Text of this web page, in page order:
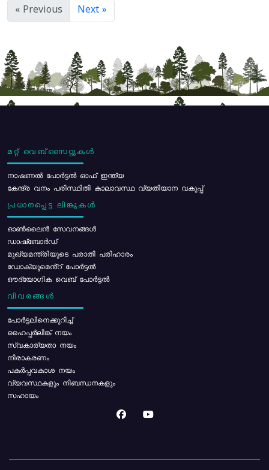
« Previous Next »
മറ്റ് വെബ്സൈറ്റുകൾ
നാഷണൽ പോർട്ടൽ ഓഫ് ഇന്ത്യ
കേന്ദ്ര വനം പരിസ്ഥിതി കാലാവസ്ഥ വ്യതിയാന വകുപ്പ്
പ്രധാനപ്പെട്ട ലിങ്കുകൾ
ഓൺലൈൻ സേവനങ്ങൾ
ഡാഷ്ബോർഡ്
മുഖ്യമന്ത്രിയുടെ പരാതി പരിഹാരം
ഡോക്യുമെൻ്റ് പോർട്ടൽ
ഔദ്യോഗിക വെബ് പോർട്ടൽ
വിവരങ്ങൾ
പോര്‍ട്ടലിനെക്കുറിച്ച്
ഹൈപ്പർലിങ്ക് നയം
സ്വകാര്യതാ നയം
നിരാകരണം
പകർപ്പവകാശ നയം
വ്യവസ്ഥകളും നിബന്ധനകളും
സഹായം